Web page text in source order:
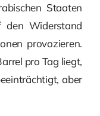
Staaten
den Widerstand
provozieren.
pro Tag liegt,
aber